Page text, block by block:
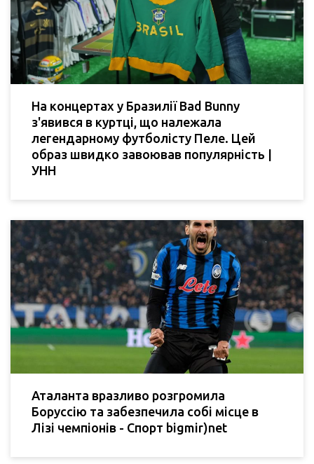
На концертах у Бразилії Bad Bunny
з'явився в куртці, що належала
легендарному футболісту Пеле. Цей
образ швидко завоював популярність |
УНН
Аталанта вразливо розгромила
Боруссію та забезпечила собі місце в
Лізі чемпіонів - Спорт bigmir)net